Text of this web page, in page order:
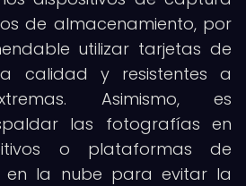
de almacenamiento, por
utilizar tarjetas de
calidad y resistentes a
Asimismo, es
las fotografías en
o plataformas de
en la nube para evitar la